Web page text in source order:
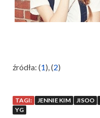
źródła: (1), (2)
TAGI: JENNIE KIM JISOO
YG